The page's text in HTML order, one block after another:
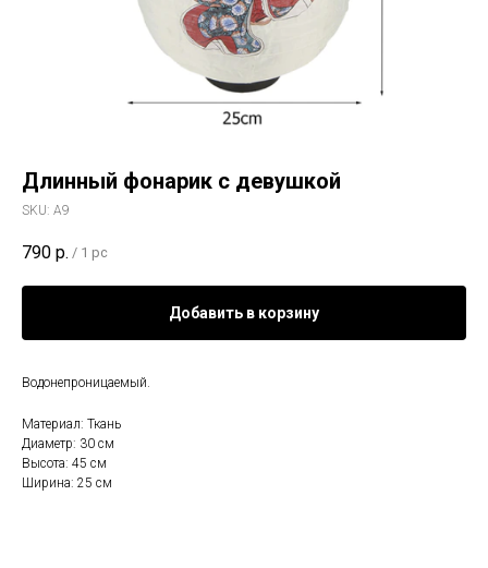
Длинный фонарик с девушкой
SKU: А9
790 р. / 1 pc
Добавить в корзину
Водонепроницаемый.
Материал: Ткань
Диаметр: 30 см
Высота: 45 см
Ширина: 25 см